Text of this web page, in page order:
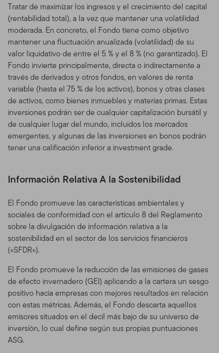
Tratar de maximizar los ingresos y el crecimiento del capital
(rentabilidad total), a la vez que mantener una volatilidad
moderada. En concreto, el Fondo tiene como objetivo
mantener una fluctuación anualizada (volatilidad) de su
valor liquidativo de entre el 5 % y el 8 % (no garantizado). El
Fondo invierte principalmente, directa o indirectamente a
través de derivados y otros fondos, en valores de renta
variable (hasta el 75 % de los activos), bonos y otras clases
de activos, como bienes inmuebles y materias primas. Estas
inversiones podrán ser de cualquier capitalización bursátil y
de cualquier lugar del mundo, incluidos los mercados
emergentes, y algunas de las inversiones en bonos podrán
tener una calificación inferior a investment grade.
Información Relativa A la Sostenibilidad
El Fondo promueve las características ambientales y
sociales de conformidad con el artículo 8 del Reglamento
sobre la divulgación de información relativa a la
sostenibilidad en el sector de los servicios financieros
(«SFDR»).
El Fondo promueve la reducción de las emisiones de gases
de efecto invernadero (GEI) aplicando a la cartera un sesgo
positivo hacia empresas con mejores resultados en relación
con estas métricas. Además, el Fondo descarta aquellos
emisores situados en el decil más bajo de su universo de
inversión, lo cual define según sus propias puntuaciones
ASG.